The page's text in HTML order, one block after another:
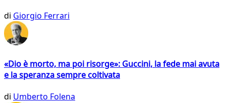
di Giorgio Ferrari
«Dio è morto, ma poi risorge»: Guccini, la fede mai avuta
e la speranza sempre coltivata
di Umberto Folena